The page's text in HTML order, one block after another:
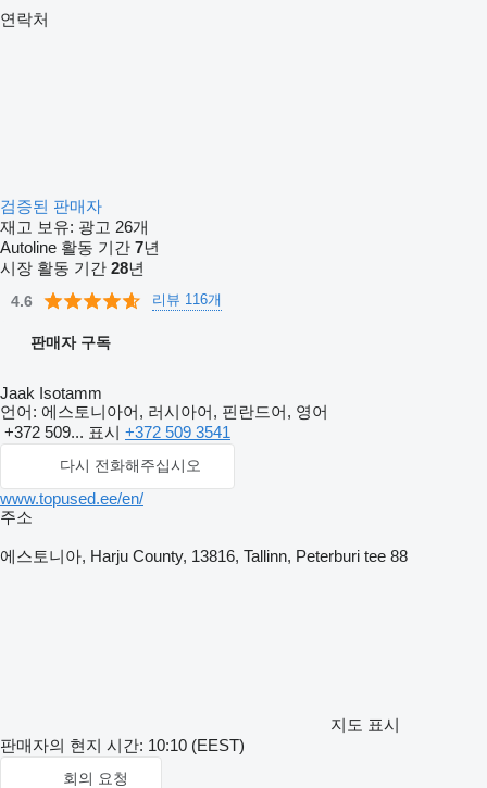
연락처
검증된 판매자
재고 보유: 광고 26개
Autoline 활동 기간 7년
시장 활동 기간 28년
4.6 리뷰 116개
판매자 구독
Jaak Isotamm
언어: 에스토니아어, 러시아어, 핀란드어, 영어
+372 509... 표시 +372 509 3541
다시 전화해주십시오
www.topused.ee/en/
주소
에스토니아, Harju County, 13816, Tallinn, Peterburi tee 88
지도 표시
판매자의 현지 시간: 10:10 (EEST)
회의 요청